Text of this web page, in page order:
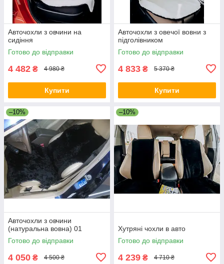
Авточохли з овчини на
сидіння
Готово до відправки
4 482 ₴ 4 980 ₴
Купити
Авточохли з овечої вовни з
підголівником
Готово до відправки
4 833 ₴ 5 370 ₴
Купити
–10%
Авточохли з овчини
(натуральна вовна) 01
Готово до відправки
4 050 ₴ 4 500 ₴
–10%
Хутряні чохли в авто
Готово до відправки
4 239 ₴ 4 710 ₴